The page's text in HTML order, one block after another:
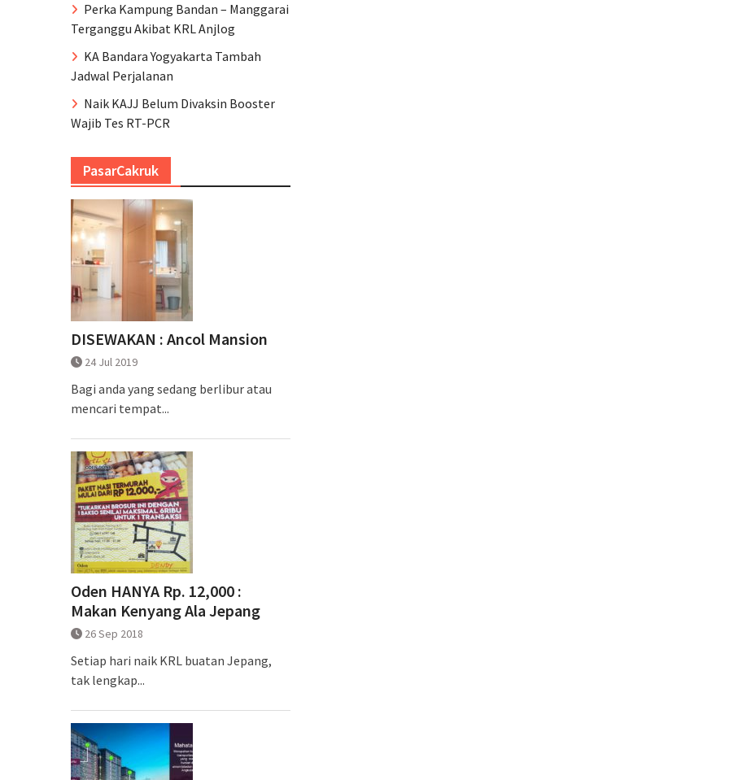
Perka Kampung Bandan – Manggarai
Terganggu Akibat KRL Anjlog
KA Bandara Yogyakarta Tambah
Jadwal Perjalanan
Naik KAJJ Belum Divaksin Booster
Wajib Tes RT-PCR
PasarCakruk
DISEWAKAN : Ancol Mansion
24 Jul 2019
Bagi anda yang sedang berlibur atau
mencari tempat...
Oden HANYA Rp. 12,000 :
Makan Kenyang Ala Jepang
26 Sep 2018
Setiap hari naik KRL buatan Jepang,
tak lengkap...